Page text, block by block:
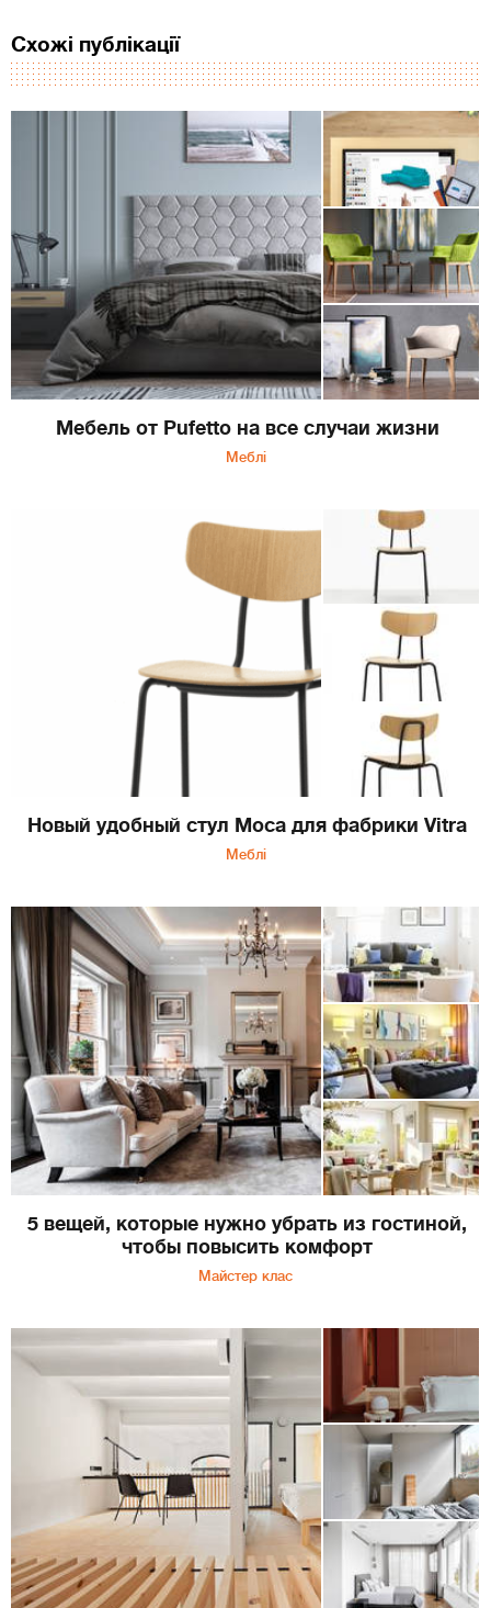
Схожі публікації
Мебель от Pufetto на все случаи жизни
Меблі
Новый удобный стул Moca для фабрики Vitra
Меблі
5 вещей, которые нужно убрать из гостиной,
чтобы повысить комфорт
Майстер клас